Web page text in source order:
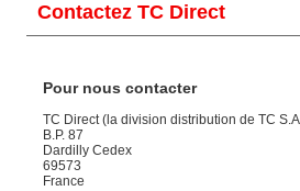
Contactez TC Direct
Pour nous contacter
TC Direct (la division distribution de TC
B.P. 87
Dardilly Cedex
69573
France